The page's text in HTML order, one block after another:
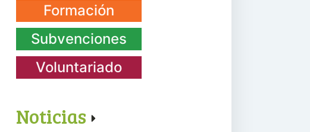
Formación
Subvenciones
Voluntariado
Noticias